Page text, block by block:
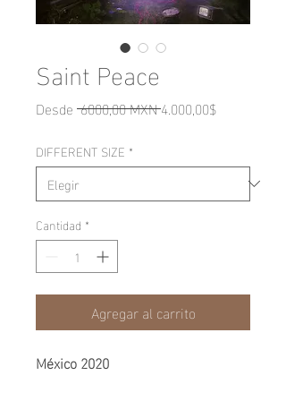
Saint Peace
Desde 6000,00 MXN Precio
4.000,00$Precio
DIFFERENT SIZE *
Cantidad *
Agregar al carrito
México 2020